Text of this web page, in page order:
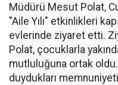
Müdürü Mesut Polat,
"Aile Yılı" etkinlikleri
evlerinde ziyaret etti.
Polat, çocuklarla
mutluluğuna ortak
duydukları